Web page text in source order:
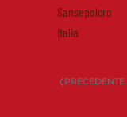
Sansepolcro
Italia
PRECEDENTE